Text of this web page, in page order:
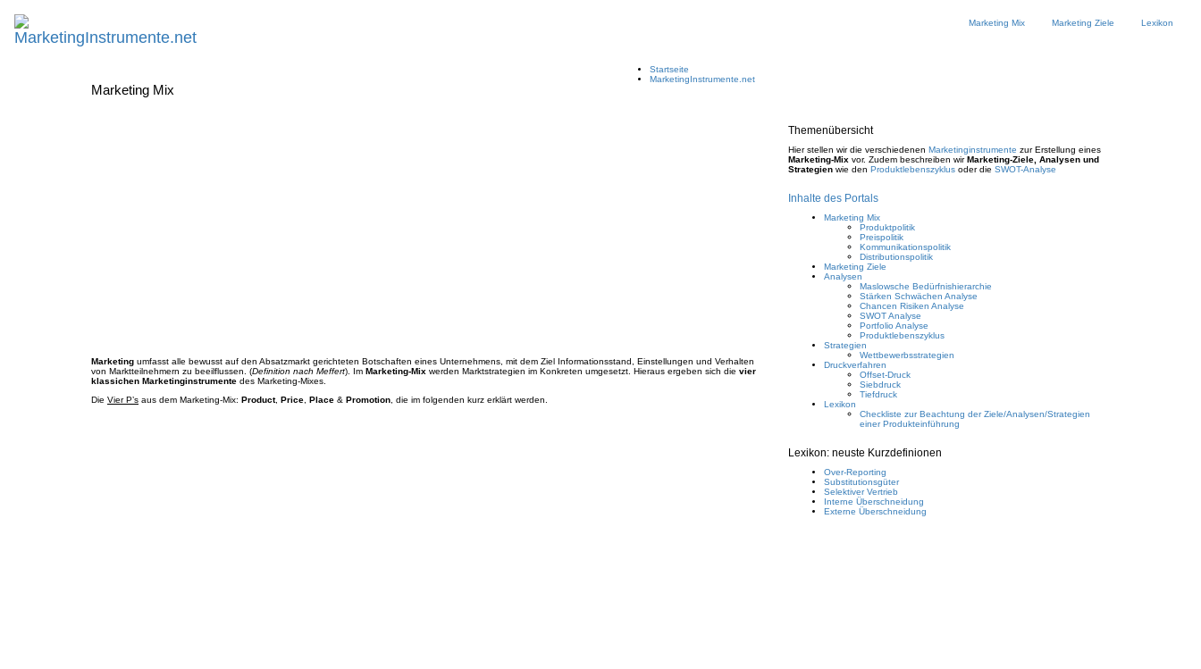
Marketing Mix Marketing Ziele Lexikon
Marketing Mix
Startseite
MarketingInstrumente.net
Marketing umfasst alle bewusst auf den Absatzmarkt gerichteten Botschaften eines Unternehmens, mit dem Ziel Informationsstand, Einstellungen und Verhalten
von Marktteilnehmern zu beeilflussen. (Definition nach Meffert). Im Marketing-Mix werden Marktstrategien im Konkreten umgesetzt. Hieraus ergeben sich die vier
klassichen Marketinginstrumente des Marketing-Mixes.
Die Vier P’s aus dem Marketing-Mix: Product, Price Place & Promotion , die im folgenden kurz erklärt werden.
Themenübersicht
Hier stellen wir die verschiedenen Marketinginstrumente zur Erstellung eines
Marketing-Mix vor. Zudem beschreiben wirMarketing-Ziele, Analysen und
Strategien wie den Produktlebenszyklus oder die SWOT-Analyse
Inhalte des Portals
Marketing Mix
Produktpolitik
Preispolitik
Kommunikationspolitik
Distributionspolitik
Marketing Ziele
Analysen
Maslowsche Bedürfnishierarchie
Stärken Schwächen Analyse
Chancen Risiken Analyse
SWOT Analyse
Portfolio Analyse
Produktlebenszyklus
Strategien
Wettbewerbsstrategien
Druckverfahren
Offset-Druck
Siebdruck
Tiefdruck
Lexikon
Checkliste zur Beachtung der Ziele/Analysen/Strategien
einer Produkteinführung
Lexikon: neuste Kurzdefinionen
Over-Reporting
Substitutionsgüter
Selektiver Vertrieb
Interne Überschneidung
Externe Überschneidung